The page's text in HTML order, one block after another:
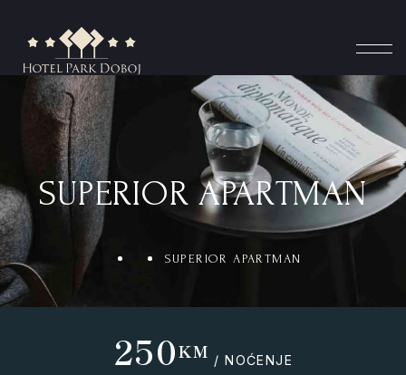
SUPERIOR APARTMAN
SUPERIOR APARTMAN
250KM / NOĆENJE